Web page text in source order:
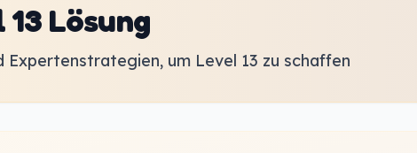
Lösung
um Level 13 zu schaffen